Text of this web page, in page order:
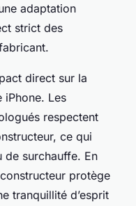
adaptation
strict des
direct sur la
Les
respectent
ce qui
de surchauffe. En
protège
tranquillité d’esprit